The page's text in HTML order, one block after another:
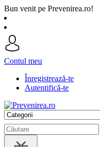
Bun venit pe Prevenirea.ro!
Contul meu
Înregistrează-te
Autentifică-te